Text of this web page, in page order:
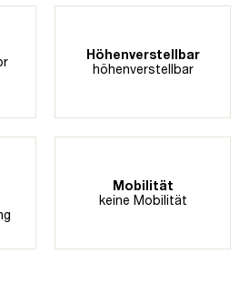
Höhenverstellbar
höhenverstellbar
Mobilität
keine Mobilität